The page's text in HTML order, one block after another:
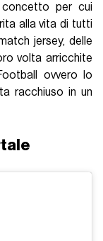
per cui
alla vita di tutti
jersey, delle
volta arricchite
ovvero lo
racchiuso in un